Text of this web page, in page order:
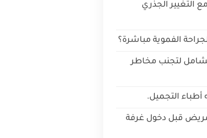
التغيير الجذري
الفموية مباشرة؟
لتجنب مخاطر
أطباء التجميل.
قبل دخول غرفة